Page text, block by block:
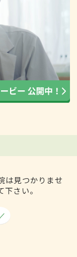
は見つかりませ
さい。